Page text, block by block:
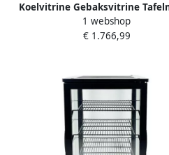
Koelvitrine Gebaksvitrine
115 L 2-laags LED-verlichting
koeling Vorstvrije
1 webshop
€ 1.766,99